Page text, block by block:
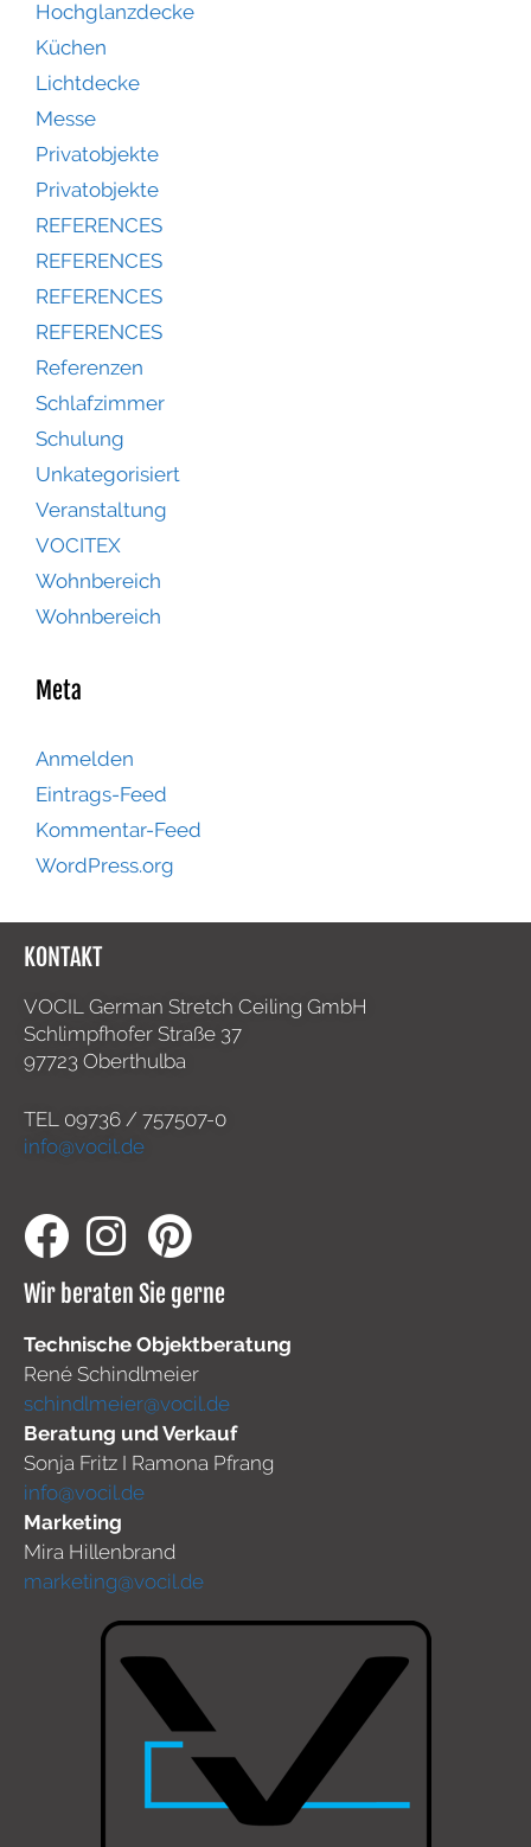
Hochglanzdecke
Küchen
Lichtdecke
Messe
Privatobjekte
Privatobjekte
REFERENCES
REFERENCES
REFERENCES
REFERENCES
Referenzen
Schlafzimmer
Schulung
Unkategorisiert
Veranstaltung
VOCITEX
Wohnbereich
Wohnbereich
Meta
Anmelden
Eintrags-Feed
Kommentar-Feed
WordPress.org
KONTAKT
VOCIL German Stretch Ceiling GmbH
Schlimpfhofer Straße 37
97723 Oberthulba
TEL 09736 / 757507-0
info@vocil.de
Wir beraten Sie gerne
Technische Objektberatung
René Schindlmeier
schindlmeier@vocil.de
Beratung und Verkauf
Sonja Fritz I Ramona Pfrang
info@vocil.de
Marketing
Mira Hillenbrand
marketing@vocil.de